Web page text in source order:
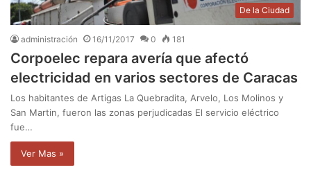
De la Ciudad
administración 16/11/2017 0 181
Corpoelec repara avería que afectó
electricidad en varios sectores de Caracas
Los habitantes de Artigas La Quebradita, Arvelo, Los Molinos y
San Martin, fueron las zonas perjudicadas El servicio eléctrico
fue…
Ver Mas »